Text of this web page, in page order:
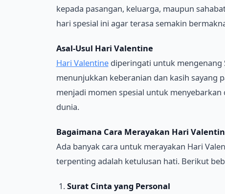
kepada pasangan, keluarga, maupun
hari spesial ini agar terasa semakin
Asal-Usul Hari Valentine
Hari Valentinediperingati untuk mengenang
menunjukkan keberanian dan kasih sayang
menjadi momen spesial untuk
dunia.
Bagaimana Cara Merayakan Hari
Ada banyak cara untuk merayakan Hari
terpenting adalah ketulusan hati. Berikut
Surat Cinta yang Personal